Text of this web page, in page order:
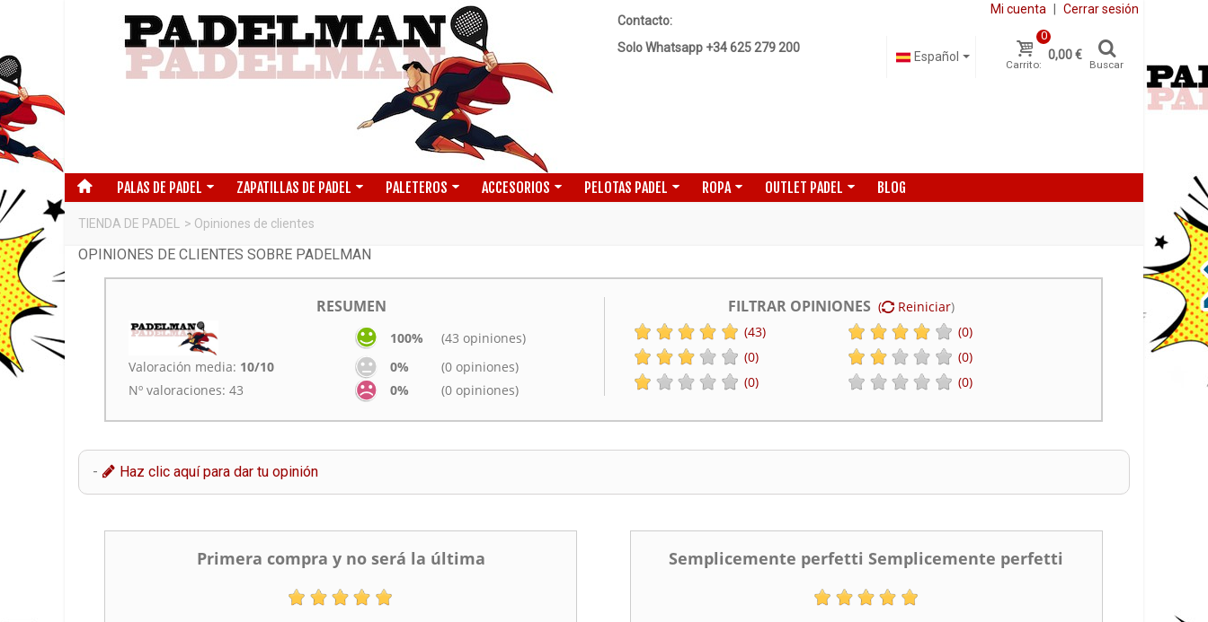
Contacto:
Solo Whatsapp +34 625 279 200
Mi cuenta Cerrar sesión
Carrito:
0
0,00 €
Buscar
Español
PALAS DE PADEL ZAPATILLAS DE PADEL PALETEROS ACCESORIOS PELOTAS PADEL ROPA OUTLET PADEL BLOG
TIENDA DE PADEL > Opiniones de clientes
OPINIONES DE CLIENTES SOBRE PADELMAN
RESUMEN
100%
(43 opiniones)
Valoración media: 10/10 0%
(0 opiniones)
Nº valoraciones: 43
0% (0 opiniones)
FILTRAR OPINIONES ( Reiniciar)
(43)
(0)
(0)
(0)
(0)
(0)
- Haz clic aquí para dar tu opinión
Primera compra y no será la última Semplicemente perfetti Semplicemente perfetti